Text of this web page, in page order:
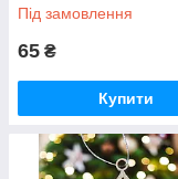
Під замовлення
65 ₴
Купити